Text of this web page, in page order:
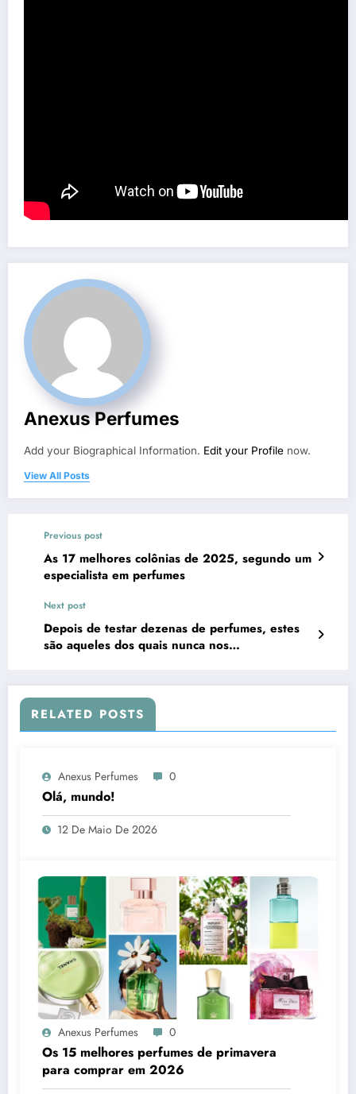
Anexus Perfumes
Add your Biographical Information. Edit your Profile now.
View All Posts
Previous post
As 17 melhores colônias de 2025, segundo um
especialista em perfumes
Next post
Depois de testar dezenas de perfumes, estes
são aqueles dos quais nunca nos
RELATED POSTS
Anexus Perfumes 0
Olá, mundo!
12 De Maio De 2026
Anexus Perfumes 0
Os 15 melhores perfumes de primavera
para comprar em 2026